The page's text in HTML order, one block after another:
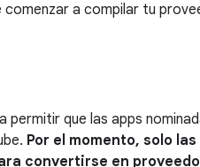
a compilar tu
que las apps
Por el momento, solo
convertirse en